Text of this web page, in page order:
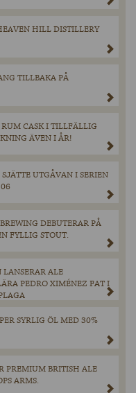
HILL DISTILLERY
TILLBAKA PÅ
CASK I TILLFÄLLIG
ÄVEN I ÅR!
UTGÅVAN I SERIEN
DEBUTERAR PÅ
FYLLIG STOUT.
ALE
PEDRO XIMÉNEZ FAT I
SYRLIG ÖL MED 30%
PREMIUM BRITISH ALE
ARMS.